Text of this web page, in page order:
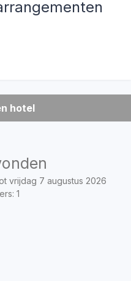
hotel
vrijdag 7 augustus 2026
1